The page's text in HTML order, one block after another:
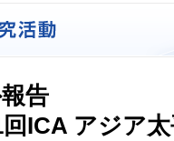
告
ICA アジア